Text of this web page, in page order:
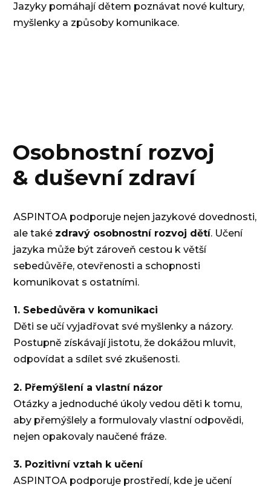
Jazyky pomáhají dětem poznávat nové kultury,
myšlenky a způsoby komunikace.
Osobnostní rozvoj
& duševní zdraví
ASPINTOA podporuje nejen jazykové dovednosti,
ale také zdravý osobnostní rozvoj dětí. Učení
jazyka může být zároveň cestou k větší
sebedůvěře, otevřenosti a schopnosti
komunikovat s ostatními.
1. Sebedůvěra v komunikaci
Děti se učí vyjadřovat své myšlenky a názory.
Postupně získávají jistotu, že dokážou mluvit,
odpovídat a sdílet své zkušenosti.
2. Přemýšlení a vlastní názor
Otázky a jednoduché úkoly vedou děti k tomu,
aby přemýšlely a formulovaly vlastní odpovědi,
nejen opakovaly naučené fráze.
3. Pozitivní vztah k učení
ASPINTOA podporuje prostředí, kde je učení